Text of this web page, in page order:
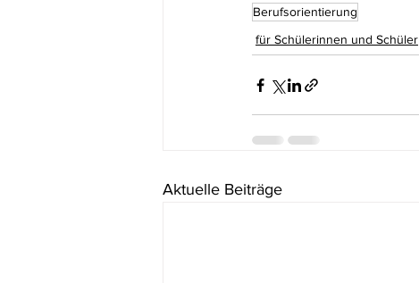
Berufsorientierung
für Schülerinnen und Schüler
Aktuelle Beiträge